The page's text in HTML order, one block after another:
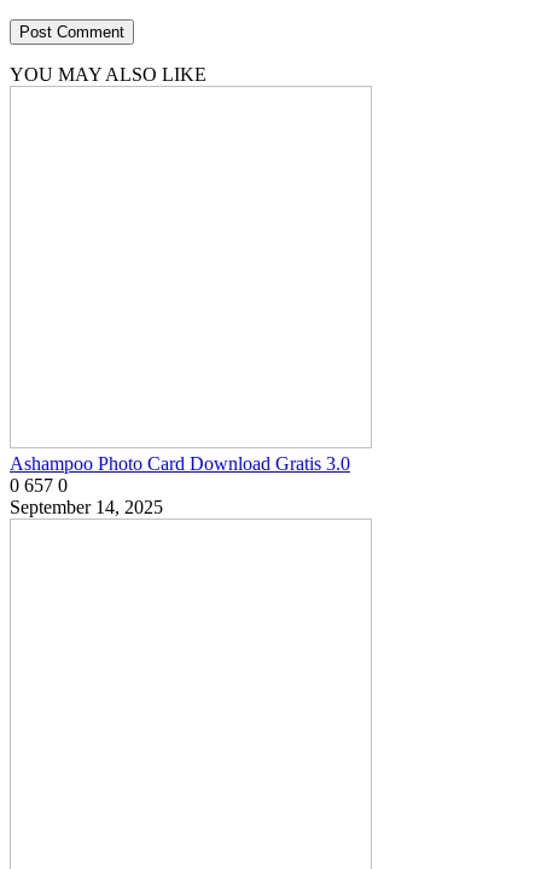
YOU MAY ALSO LIKE
Ashampoo Photo Card Download Gratis 3.0
0 657 0
September 14, 2025